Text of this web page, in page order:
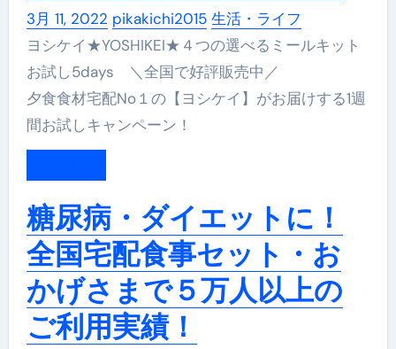
3月 11, 2022 pikakichi2015 生活・ライフ
ヨシケイ★YOSHIKEI★４つの選べるミールキット
お試し5days ＼全国で好評販売中／
夕食食材宅配No１の【ヨシケイ】がお届けする1週
間お試しキャンペーン！
糖尿病・ダイエットに！
全国宅配食事セット・お
かげさまで５万人以上の
ご利用実績！